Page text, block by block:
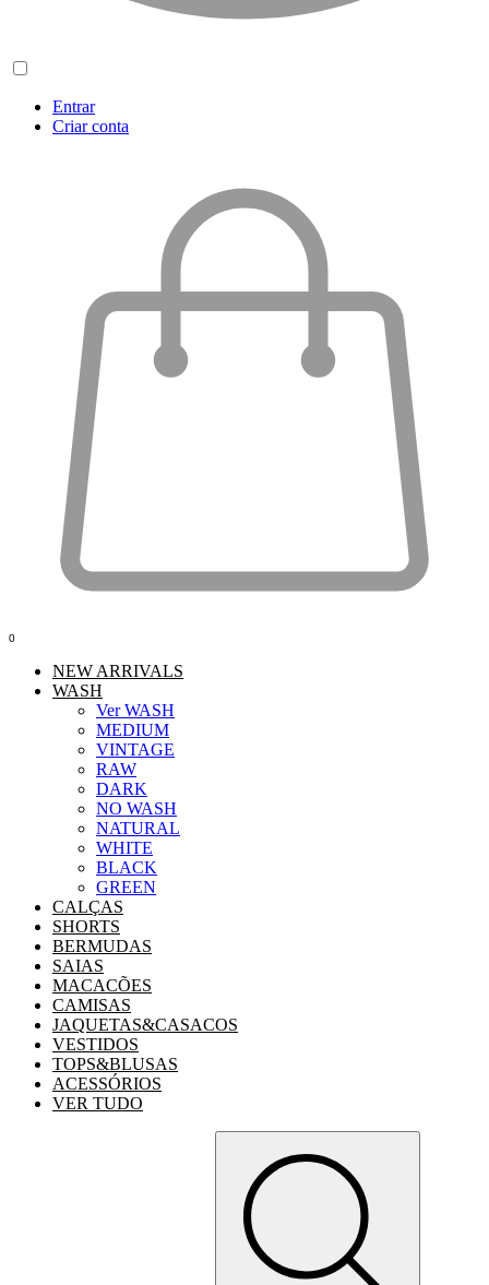
Entrar
Criar conta
0
NEW ARRIVALS
WASH
Ver WASH
MEDIUM
VINTAGE
RAW
DARK
NO WASH
NATURAL
WHITE
BLACK
GREEN
CALÇAS
SHORTS
BERMUDAS
SAIAS
MACACÕES
CAMISAS
JAQUETAS&CASACOS
VESTIDOS
TOPS&BLUSAS
ACESSÓRIOS
VER TUDO